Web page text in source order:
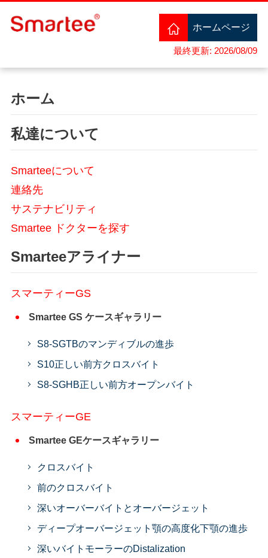
ホームページ
最終更新: 2026/08/09
ホーム
私達について
Smarteeについて
連絡先
サステナビリティ
Smartee ドクターを探す
Smarteeアライナー
スマーティーGS
Smartee GS ケースギャラリー
S8-SGTBのマンディブルの進歩
S10正しい前方クロスバイト
S8-SGHB正しい前方オープンバイト
スマーティーGE
Smartee GEケースギャラリー
クロスバイト
前のクロスバイト
深いオーバーバイトとオーバージェット
ディープオーバージェット顎の高度化下顎の進歩
深いバイトモーラーのDistalization